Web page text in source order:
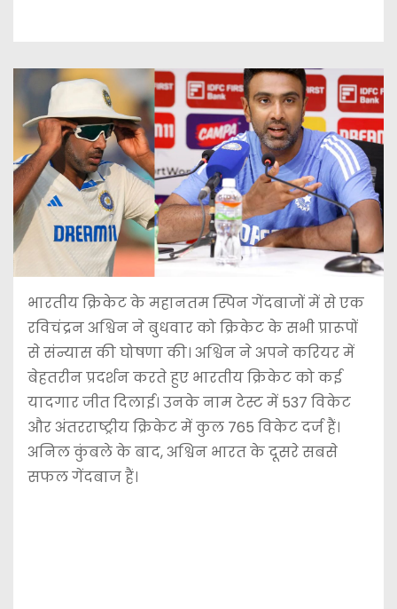
भारतीय क्रिकेट के महानतम स्पिन गेंदबाजों में से एक
रविचंद्रन अश्विन ने बुधवार को क्रिकेट के सभी प्रारूपों
से संन्यास की घोषणा की। अश्विन ने अपने करियर में
बेहतरीन प्रदर्शन करते हुए भारतीय क्रिकेट को कई
यादगार जीत दिलाई। उनके नाम टेस्ट में 537 विकेट
और अंतरराष्ट्रीय क्रिकेट में कुल 765 विकेट दर्ज हैं।
अनिल कुंबले के बाद, अश्विन भारत के दूसरे सबसे
सफल गेंदबाज हैं।